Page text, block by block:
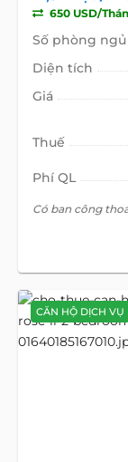
650 USD/
Số phòng ngủ
Diện tích
Giá
Thuế
Phí QL
Có ban công
CĂN HỘ DỊCH VỤ